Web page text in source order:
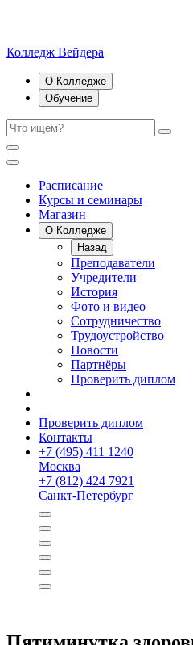
Колледж Вейдера
О Колледже
Обучение
Расписание
Курсы и семинары
Магазин
О Колледже
Назад
Преподаватели
Учредители
История
Фото и видео
Сотрудничество
Трудоустройство
Новости
Партнёры
Проверить диплом
Проверить диплом
Контакты
+7 (495) 411 1240
Москва
+7 (812) 424 7921
Санкт-Петербург